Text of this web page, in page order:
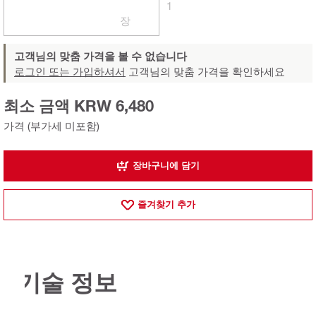
장
1
고객님의 맞춤 가격을 볼 수 없습니다
로그인 또는 가입하셔서 고객님의 맞춤 가격을 확인하세요
가격 (부가세 미포함)
최소 금액 KRW 6,480
장바구니에 담기
즐겨찾기 추가
기술 정보